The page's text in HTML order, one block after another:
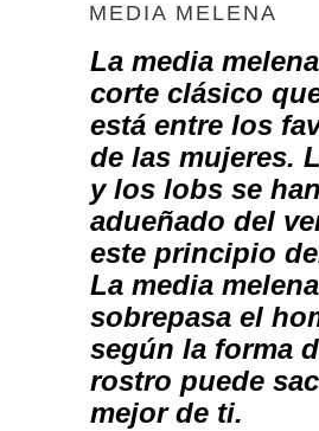
MEDIA MELENA
La media
corte clásico
está entre los
de las mujeres.
y los lobs se han
adueñado del
este principio
La media
sobrepasa el
según la forma
rostro puede
mejor de ti.